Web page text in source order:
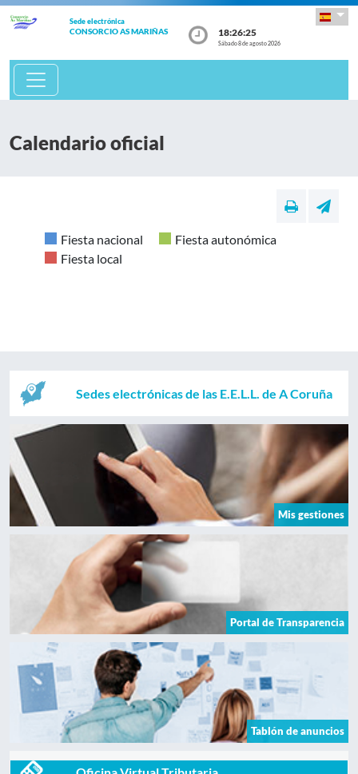
Sede electrónica
CONSORCIO AS MARIÑAS 18:26:25
Sábado 8 de agosto 2026
Calendario oficial
Fiesta nacional
Fiesta autonómica
Fiesta local
Sedes electrónicas de las E.E.L.L. de A Coruña
Mis gestiones
Portal de Transparencia
Tablón de anuncios